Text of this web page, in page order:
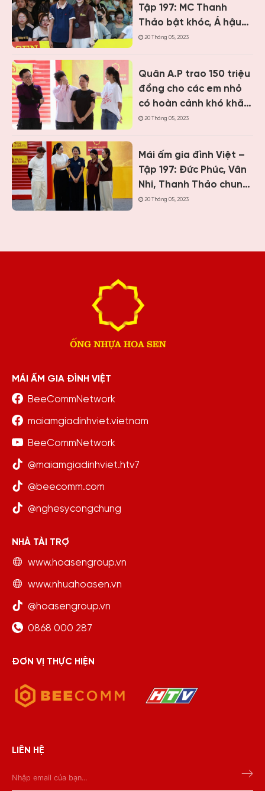
Tập 197: MC Thanh
Thảo bật khóc, Á hậu
Vân Nhi và ca sĩ Nguyễn
chăm mẹ bệnh tâm
thần
20 Tháng 05, 2023
Quân A.P trao 150 triệu
đồng cho các em nhỏ
có hoàn cảnh khó khăn
khi ghi hình “Mái ấm gia
20 Tháng 05, 2023
Mái ấm gia đình Việt –
Tập 197: Đức Phúc, Vân
Nhi, Thanh Thảo chung
tay giúp hai cô bé có
20 Tháng 05, 2023
MÁI ẤM GIA ĐÌNH VIỆT
BeeCommNetwork
maiamgiadinhviet.vietnam
BeeCommNetwork
@maiamgiadinhviet.htv7
@beecomm.com
@nghesycongchung
NHÀ TÀI TRỢ
www.hoasengroup.vn
www.nhuahoasen.vn
@hoasengroup.vn
0868 000 287
ĐƠN VỊ THỰC HIỆN
LIÊN HỆ